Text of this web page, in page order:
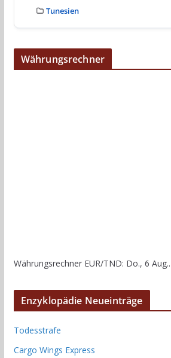
Tunesien
Währungsrechner
Währungsrechner EUR/TND: Do., 6 Aug..
Enzyklopädie Neueinträge
Todesstrafe
Cargo Wings Express